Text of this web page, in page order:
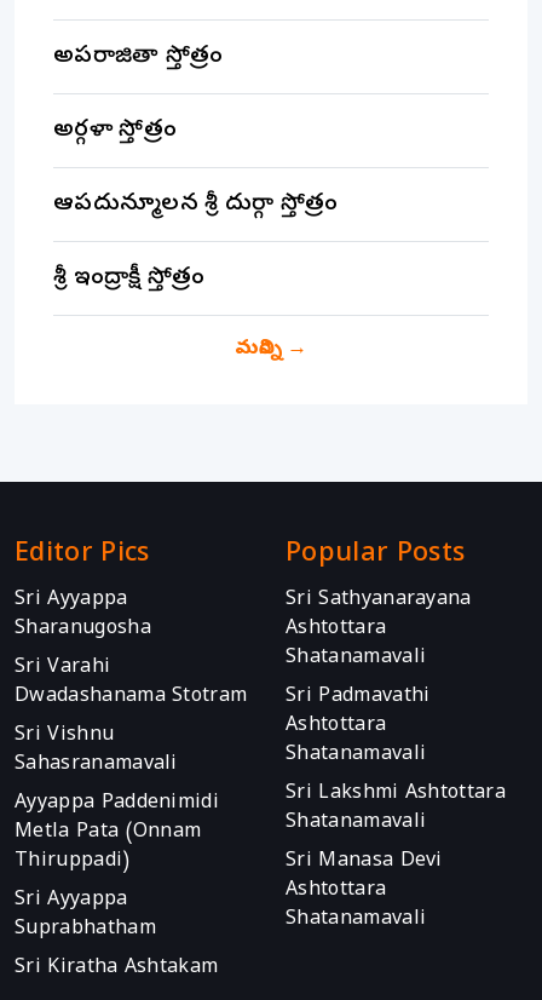
అపరాజితా స్తోత్రం
అర్గళా స్తోత్రం
ఆపదున్మూలన శ్రీ దుర్గా స్తోత్రం
శ్రీ ఇంద్రాక్షీ స్తోత్రం
మరిన్ని→
Editor Pics
Sri Ayyappa
Sharanugosha
Sri Varahi
Dwadashanama Stotram
Sri Vishnu
Sahasranamavali
Ayyappa Paddenimidi
Metla Pata (Onnam
Thiruppadi)
Sri Ayyappa
Suprabhatham
Sri Kiratha Ashtakam
Popular Posts
Sri Sathyanarayana
Ashtottara
Shatanamavali
Sri Padmavathi
Ashtottara
Shatanamavali
Sri Lakshmi Ashtottara
Shatanamavali
Sri Manasa Devi
Ashtottara
Shatanamavali